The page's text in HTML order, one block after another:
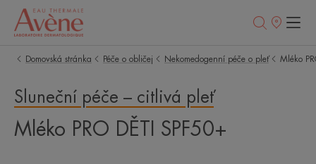
Prodejní
Domovská stránka Péče o obličej Nekomedogenní péče o pleť Mléko
Sluneční péče – citlivá pleť
Mléko PRO DĚTI SPF50+